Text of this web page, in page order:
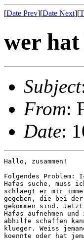
[Date Prev][Date Next][
wer
Subject
From:
Date:
Hallo, zusammen!
Folgendes
Hafas suche, muss
schlaegt er mir
gegeben, die bei
gekommen sind.
Hafas aufnehmen
abhilfe schaffen
klueger. Weiss
koennte oder hat